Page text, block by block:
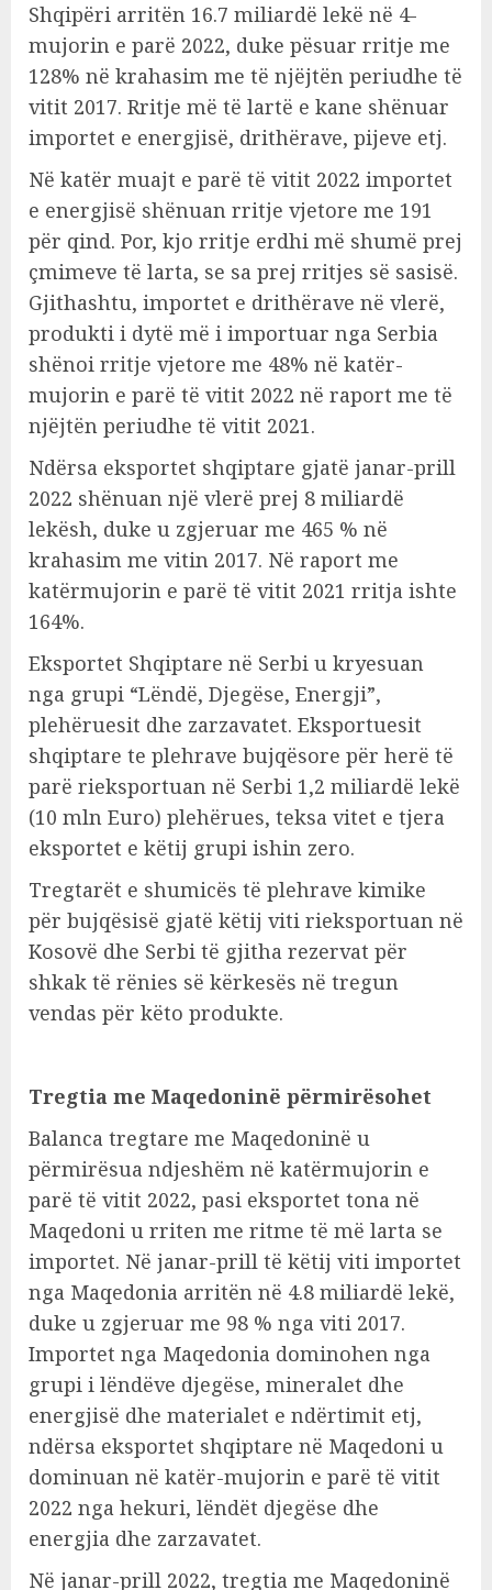
Shqipëri arritën 16.7 miliardë lekë në 4-
mujorin e parë 2022, duke pësuar rritje me
128% në krahasim me të njëjtën periudhe të
vitit 2017. Rritje më të lartë e kane shënuar
importet e energjisë, drithërave, pijeve etj.
Në katër muajt e parë të vitit 2022 importet
e energjisë shënuan rritje vjetore me 191
për qind. Por, kjo rritje erdhi më shumë prej
çmimeve të larta, se sa prej rritjes së sasisë.
Gjithashtu, importet e drithërave në vlerë,
produkti i dytë më i importuar nga Serbia
shënoi rritje vjetore me 48% në katër-
mujorin e parë të vitit 2022 në raport me të
njëjtën periudhe të vitit 2021.
Ndërsa eksportet shqiptare gjatë janar-prill
2022 shënuan një vlerë prej 8 miliardë
lekësh, duke u zgjeruar me 465 % në
krahasim me vitin 2017. Në raport me
katërmujorin e parë të vitit 2021 rritja ishte
164%.
Eksportet Shqiptare në Serbi u kryesuan
nga grupi “Lëndë, Djegëse, Energji”,
plehëruesit dhe zarzavatet. Eksportuesit
shqiptare te plehrave bujqësore për herë të
parë rieksportuan në Serbi 1,2 miliardë lekë
(10 mln Euro) plehërues, teksa vitet e tjera
eksportet e këtij grupi ishin zero.
Tregtarët e shumicës të plehrave kimike
për bujqësisë gjatë këtij viti rieksportuan në
Kosovë dhe Serbi të gjitha rezervat për
shkak të rënies së kërkesës në tregun
vendas për këto produkte.
Tregtia me Maqedoninë përmirësohet
Balanca tregtare me Maqedoninë u
përmirësua ndjeshëm në katërmujorin e
parë të vitit 2022, pasi eksportet tona në
Maqedoni u rriten me ritme të më larta se
importet. Në janar-prill të këtij viti importet
nga Maqedonia arritën në 4.8 miliardë lekë,
duke u zgjeruar me 98 % nga viti 2017.
Importet nga Maqedonia dominohen nga
grupi i lëndëve djegëse, mineralet dhe
energjisë dhe materialet e ndërtimit etj,
ndërsa eksportet shqiptare në Maqedoni u
dominuan në katër-mujorin e parë të vitit
2022 nga hekuri, lëndët djegëse dhe
energjia dhe zarzavatet.
Në janar-prill 2022, tregtia me Maqedoninë